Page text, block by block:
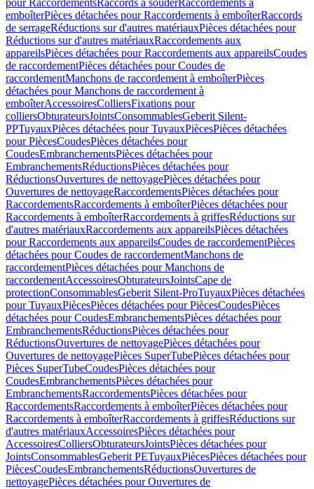
pour RaccordementsRaccords à souderRaccordements à
emboîterPièces détachées pour Raccordements à emboîterRaccords
de serrageRéductions sur d'autres matériauxPièces détachées pour
Réductions sur d'autres matériauxRaccordements aux
appareilsPièces détachées pour Raccordements aux appareilsCoudes
de raccordementPièces détachées pour Coudes de
raccordementManchons de raccordement à emboîterPièces
détachées pour Manchons de raccordement à
emboîterAccessoiresColliersFixations pour
colliersObturateursJointsConsommablesGeberit Silent-
PPTuyauxPièces détachées pour TuyauxPiècesPièces détachées
pour PiècesCoudesPièces détachées pour
CoudesEmbranchementsPièces détachées pour
EmbranchementsRéductionsPièces détachées pour
RéductionsOuvertures de nettoyagePièces détachées pour
Ouvertures de nettoyageRaccordementsPièces détachées pour
RaccordementsRaccordements à emboîterPièces détachées pour
Raccordements à emboîterRaccordements à griffesRéductions sur
d'autres matériauxRaccordements aux appareilsPièces détachées
pour Raccordements aux appareilsCoudes de raccordementPièces
détachées pour Coudes de raccordementManchons de
raccordementPièces détachées pour Manchons de
raccordementAccessoiresObturateursJointsCape de
protectionConsommablesGeberit Silent-ProTuyauxPièces détachées
pour TuyauxPiècesPièces détachées pour PiècesCoudesPièces
détachées pour CoudesEmbranchementsPièces détachées pour
EmbranchementsRéductionsPièces détachées pour
RéductionsOuvertures de nettoyagePièces détachées pour
Ouvertures de nettoyagePièces SuperTubePièces détachées pour
Pièces SuperTubeCoudesPièces détachées pour
CoudesEmbranchementsPièces détachées pour
EmbranchementsRaccordementsPièces détachées pour
RaccordementsRaccordements à emboîterPièces détachées pour
Raccordements à emboîterRaccordements à griffesRéductions sur
d'autres matériauxAccessoiresPièces détachées pour
AccessoiresColliersObturateursJointsPièces détachées pour
JointsConsommablesGeberit PETuyauxPiècesPièces détachées pour
PiècesCoudesEmbranchementsRéductionsOuvertures de
nettoyagePièces détachées pour Ouvertures de